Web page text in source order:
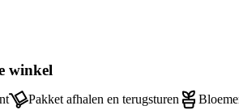
winkel
Pakket afhalen en terugsturen